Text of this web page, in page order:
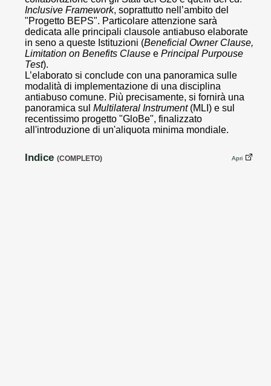
Inclusive Framework, soprattutto nell’ambito del
"Progetto BEPS". Particolare attenzione sarà
dedicata alle principali clausole antiabuso elaborate
in seno a queste Istituzioni (Beneficial Owner Clause,
Limitation on Benefits Clause e Principal Purpouse
Test).
L’elaborato si conclude con una panoramica sulle
modalità di implementazione di una disciplina
antiabuso comune. Più precisamente, si fornirà una
panoramica sul Multilateral Instrument(MLI) e sul
recentissimo progetto "GloBe", finalizzato
all'introduzione di un'aliquota minima mondiale.
Indice (COMPLETO) Apri